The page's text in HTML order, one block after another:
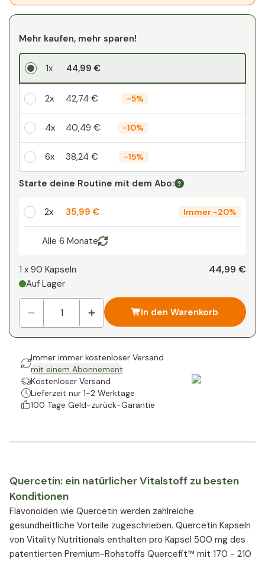
Mehr kaufen, mehr sparen!
1x 44,99 €
2x 42,74 € -5%
4x 40,49 € -10%
6x 38,24 € -15%
Ihr persönlicher Rabatt
-%
Starte deine Routine mit dem Abo:
2x 35,99 € Immer -20%
Alle 6 Monate
1 x 90 Kapseln
Auf Lager
44,99 €
In den Warenkorb
Immer immer kostenloser Versand
mit einem Abonnement
Kostenloser Versand
Lieferzeit nur 1-2 Werktage
100 Tage Geld-zurück-Garantie
Quercetin: ein natürlicher Vitalstoff zu besten
Konditionen
Flavonoiden wie Quercetin werden zahlreiche
gesundheitliche Vorteile zugeschrieben. Quercetin Kapseln
von Vitality Nutritionals enthalten pro Kapsel 500 mg des
patentierten Premium-Rohstoffs Quercefit™ mit 170 - 210